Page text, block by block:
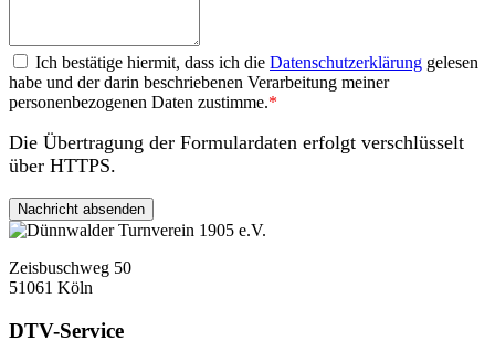
Datenschutzerklärung
Ich bestätige hiermit, dass ich die Datenschutzerklärung gelesen
habe und der darin beschriebenen Verarbeitung meiner
personenbezogenen Daten zustimme.*
Die Übertragung der Formulardaten erfolgt verschlüsselt
über HTTPS.
Zeisbuschweg 50
51061 Köln
DTV-Service